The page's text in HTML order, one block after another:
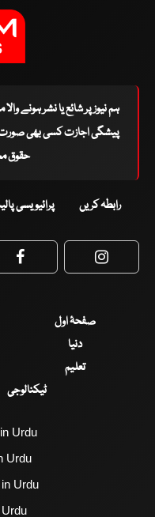
ہم نیوز پر شائع یا نشر ہونے
پیشگی اجازت کسی بھی صورت
حقوق
رابطہ کریں پرائیویسی
Facebook
صفحۂ اول
دنیا
تعلیم
ٹیکنالوجی
Urdu
Urdu
Urdu